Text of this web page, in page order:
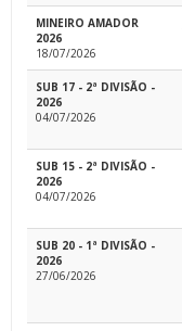
MINEIRO AMADOR
2026
18/07/2026
SUB 17 - 2ª DIVISÃO -
2026
04/07/2026
SUB 15 - 2ª DIVISÃO -
2026
04/07/2026
SUB 20 - 1ª DIVISÃO -
2026
27/06/2026